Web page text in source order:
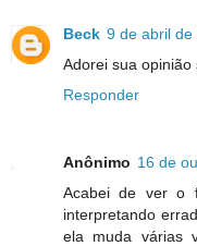
Beck 9 de abril de
Adorei sua opinião
Responder
Anônimo 16 de
Acabei de ver o
interpretando
ela muda várias